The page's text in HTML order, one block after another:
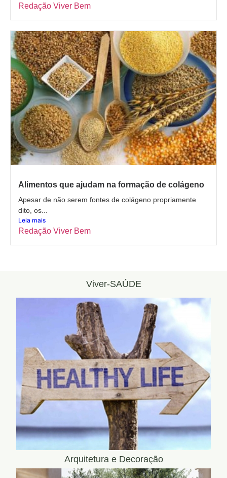
Redação Viver Bem
Alimentos que ajudam na formação de colágeno
Apesar de não serem fontes de colágeno propriamente
dito, os...
Leia mais
Redação Viver Bem
Viver-SAÚDE
Arquitetura e Decoração